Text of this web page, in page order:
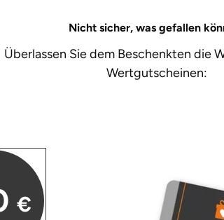
Nicht sicher, was gefallen
Überlassen Sie dem Beschenkten die
Wertgutscheinen:
€